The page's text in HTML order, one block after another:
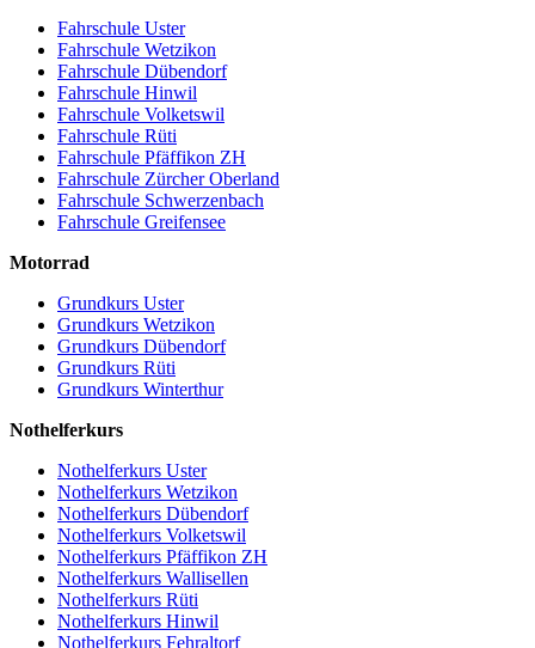
Fahrschule Uster
Fahrschule Wetzikon
Fahrschule Dübendorf
Fahrschule Hinwil
Fahrschule Volketswil
Fahrschule Rüti
Fahrschule Pfäffikon ZH
Fahrschule Zürcher Oberland
Fahrschule Schwerzenbach
Fahrschule Greifensee
Motorrad
Grundkurs Uster
Grundkurs Wetzikon
Grundkurs Dübendorf
Grundkurs Rüti
Grundkurs Winterthur
Nothelferkurs
Nothelferkurs Uster
Nothelferkurs Wetzikon
Nothelferkurs Dübendorf
Nothelferkurs Volketswil
Nothelferkurs Pfäffikon ZH
Nothelferkurs Wallisellen
Nothelferkurs Rüti
Nothelferkurs Hinwil
Nothelferkurs Fehraltorf